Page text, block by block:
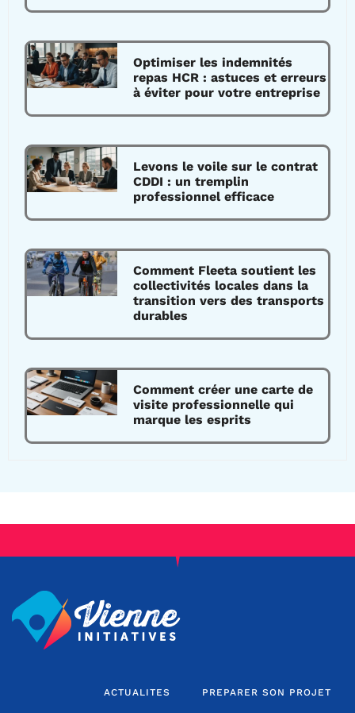
Optimiser les indemnités
repas HCR : astuces et erreurs
à éviter pour votre entreprise
Levons le voile sur le contrat
CDDI : un tremplin
professionnel efficace
Comment Fleeta soutient les
collectivités locales dans la
transition vers des transports
durables
Comment créer une carte de
visite professionnelle qui
marque les esprits
ACTUALITES PREPARER SON PROJET